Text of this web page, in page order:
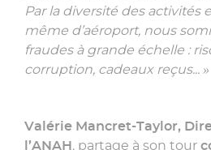
Par la diversité des activités
même d’aéroport, nous
fraudes à grande échelle :
corruption, cadeaux reçus... »
Valérie Mancret-Taylor,
l’ANAH, partage à son tour